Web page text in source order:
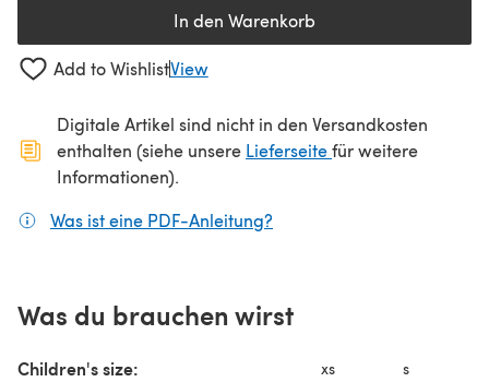
In den Warenkorb
Add to WishlistView
Digitale Artikel sind nicht in den Versandkosten
enthalten (siehe unsere Lieferseite(öffnet sich in
für weitere
Informationen).
Was ist eine PDF-Anleitung?
Was du brauchen wirst
Children's size: xs s